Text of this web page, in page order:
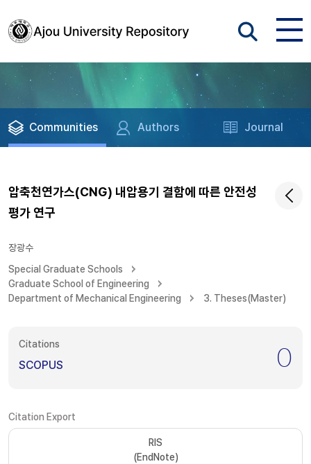
Communities Authors Journal
압축천연가스(CNG) 내압용기 결함에 따른 안전성
평가 연구
장광수
Special Graduate Schools
Graduate School of Engineering
Department of Mechanical Engineering
3. Theses(Master)
Citations
SCOPUS 0
Citation Export
RIS
(EndNote)